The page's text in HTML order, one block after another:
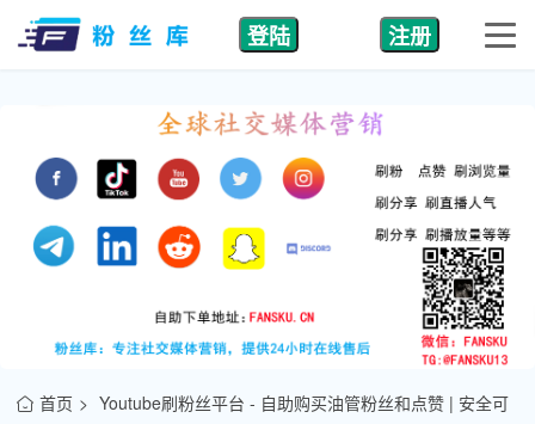
登陆 注册
首页
Youtube刷粉丝平台 - 自助购买油管粉丝和点赞 | 安全可